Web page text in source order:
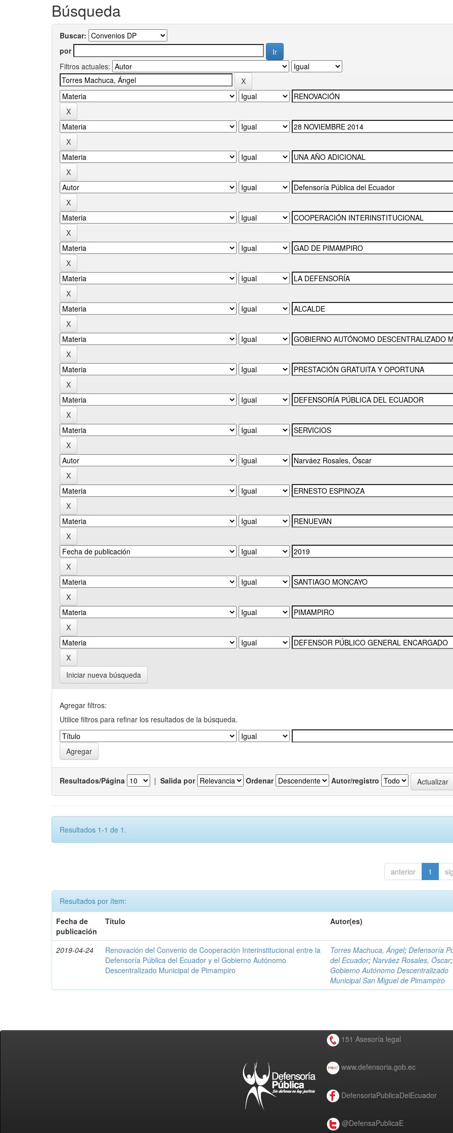
Búsqueda
Buscar:
por
Filtros actuales:
Iniciar nueva búsqueda
Agregar filtros:
Utilice filtros para refinar los resultados de la búsqueda.
Resultados/Página | Salida por Ordenar Autor/registro
Resultados 1-1 de 1.
anterior 1
Resultados por ítem:
Fecha de
publicación
Título Autor(es)
2019-04-24
Renovación del Convenio de Cooperación Interinstitucional entre la
Defensoría Pública del Ecuador y el Gobierno Autónomo
Descentralizado Municipal de Pimampiro
Torres Machuca, Ángel;Defensoría
del Ecuador;Narváez Rosales, Óscar;
Gobierno Autónomo Descentralizado
Municipal San Miguel de Pimampiro
151 Asesoría legal
www.defensoria.gob.ec
DefensoriaPublicaDelEcuador
@DefensaPublicaE